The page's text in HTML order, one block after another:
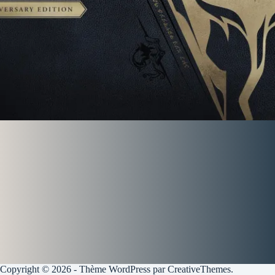
Copyright © 2026 - Thème WordPress parCreativeThemes.